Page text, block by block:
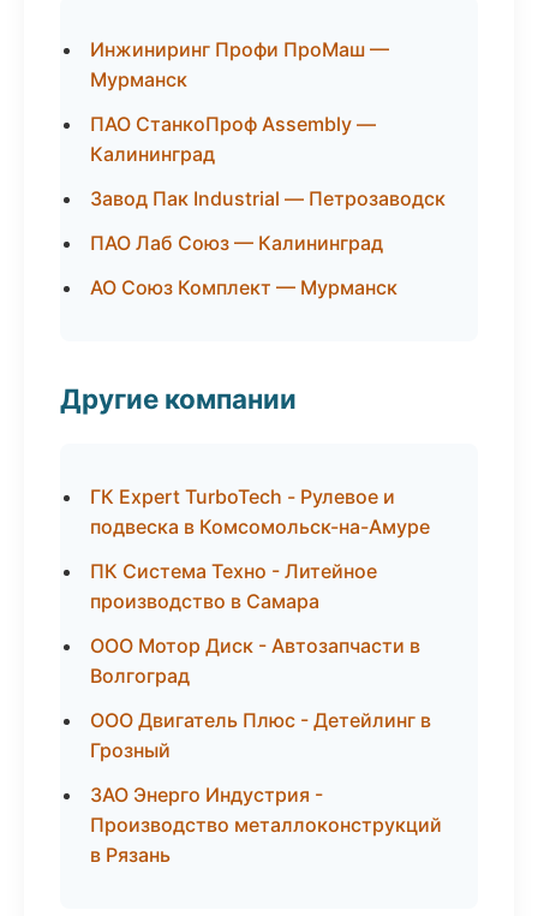
Инжиниринг Профи ПроМаш —
Мурманск
ПАО СтанкоПроф Assembly —
Калининград
Завод Пак Industrial — Петрозаводск
ПАО Лаб Союз — Калининград
АО Союз Комплект — Мурманск
Другие компании
ГК Expert TurboTech - Рулевое и
подвеска в Комсомольск-на-Амуре
ПК Система Техно - Литейное
производство в Самара
ООО Мотор Диск - Автозапчасти в
Волгоград
ООО Двигатель Плюс - Детейлинг в
Грозный
ЗАО Энерго Индустрия -
Производство металлоконструкций
в Рязань